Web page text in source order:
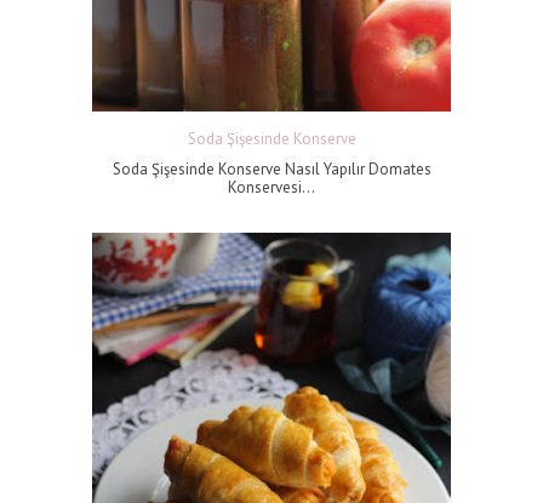
Soda Şişesinde Konserve
Soda Şişesinde Konserve Nasıl Yapılır Domates
Konservesi...